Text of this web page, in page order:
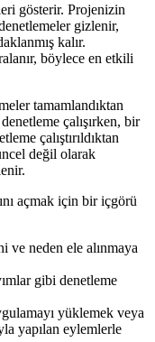
gösterir. Projenizin
gizlenir,
kalır.
böylece en etkili
tamamlandıktan
çalışırken, bir
çalıştırıldıktan
değil olarak
açmak için bir içgörü
ve neden ele alınmaya
gibi denetleme
yüklemek veya
yapılan eylemlerle